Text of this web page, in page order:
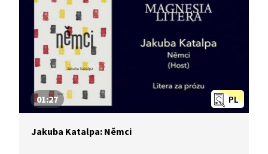
PL
01:27
Jakuba Katalpa: Němci